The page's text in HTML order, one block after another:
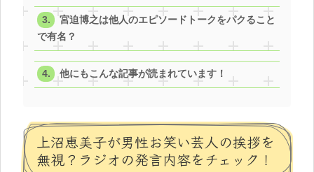
宮迫博之は他人のエピソードトークをパクること
で有名？
他にもこんな記事が読まれています！
上沼恵美子が男性お笑い芸人の挨拶を
無視？ラジオの発言内容をチェック！